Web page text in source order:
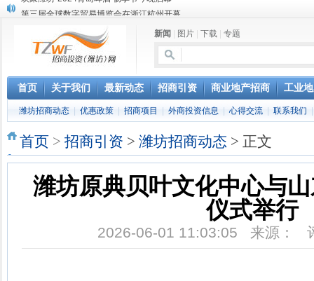
第三届全球数字贸易博览会在浙江杭州开幕
潍坊招商局讯：2024中日韩产业合作发展论坛开幕
昌乐大项目“拔节生长”赋能高质量发展
格润麦尔高端淀粉预混料智能制造项目顺利通过验收
潍坊招商局转：潍坊的冬日“秋景”
潍坊招商局转：潍坊历史名人--燕肃
欢聚潍坊·2024青岛啤酒 畅享节今晚启幕
新闻 图片 下载 专题
首页 关于我们 最新动态 招商引资 商业地产招商 工业
潍坊招商动态 优惠政策 招商项目 外商投资信息 心得交流 联系我们
首页 > 招商引资 > 潍坊招商动态 > 正文
潍坊原典贝叶文化中心与
仪式举行
2026-06-01 11:03:05 来源：